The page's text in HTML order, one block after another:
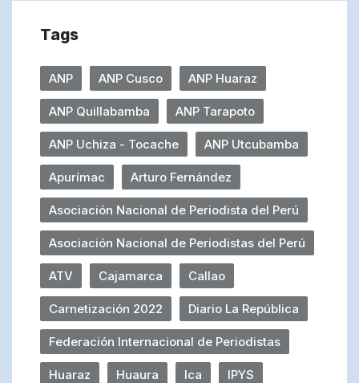
Tags
ANP ANP Cusco ANP Huaraz
ANP Quillabamba ANP Tarapoto
ANP Uchiza - Tocache ANP Utcubamba
Apurímac Arturo Fernández
Asociación Nacional de Periodista del Perú
Asociación Nacional de Periodistas del Perú
ATV Cajamarca Callao
Carnetización 2022 Diario La República
Federación Internacional de Periodistas
Huaraz Huaura Ica IPYS